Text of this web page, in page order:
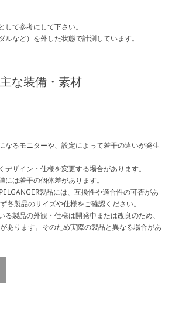
て参考にして下さい。
ルなど）を外した状態で計測しています。
主な装備・素材
なるモニターや、設定によって若干の違いが発生
デザイン・仕様を変更する場合があります。
は若干の個体差があります。
製品には、互換性や適合性の可否があ
各製品のサイズや仕様をご確認ください。
る製品の外観・仕様は開発中または改良のため、
あります。そのため実際の製品と異なる場合があ